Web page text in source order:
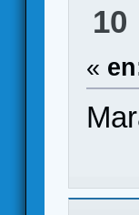
10
«